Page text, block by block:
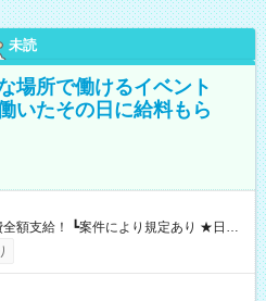
未読
場所で働けるイベント
いたその日に給料もら
働いたその日に現金GET♪ お仕事後はコ
落とせます！ 【試用期間】試